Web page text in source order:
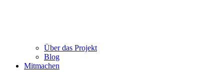
Über das Projekt
Blog
Mitmachen